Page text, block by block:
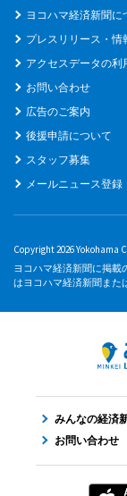
ヨコハマ経済新聞に
プレスリリース・情
アクセスデータの利
お問い合わせ
広告のご案内
後援申請について
スタッフ募集
メールニュース登録
Copyright 2026 Yokohama
ヨコハマ経済新聞に掲載
はヨコハマ経済新聞また
みんなの経済
お問い合わせ